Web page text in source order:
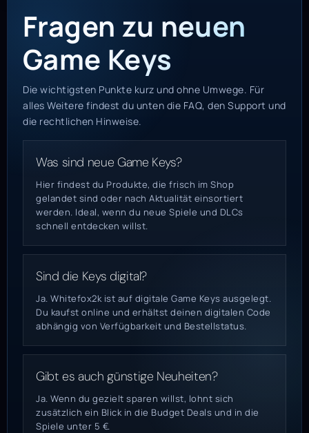
Fragen zu neuen
Game Keys
Die wichtigsten Punkte kurz und ohne Umwege. Für
alles Weitere findest du unten die FAQ, den Support und
die rechtlichen Hinweise.
Was sind neue Game Keys?
Hier findest du Produkte, die frisch im Shop
gelandet sind oder nach Aktualität einsortiert
werden. Ideal, wenn du neue Spiele und DLCs
schnell entdecken willst.
Sind die Keys digital?
Ja. Whitefox2k ist auf digitale Game Keys ausgelegt.
Du kaufst online und erhältst deinen digitalen Code
abhängig von Verfügbarkeit und Bestellstatus.
Gibt es auch günstige Neuheiten?
Ja. Wenn du gezielt sparen willst, lohnt sich
zusätzlich ein Blick in die Budget Deals und in die
Spiele unter 5 €.